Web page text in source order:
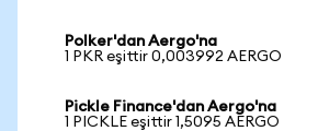
Polker'dan Aergo'na
1 PKR eşittir 0,003992 AERGO
Pickle Finance'dan Aergo'na
1 PICKLE eşittir 1,5095 AERGO